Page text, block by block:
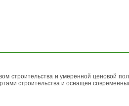
строительства и умеренной ценовой
строительства и оснащен